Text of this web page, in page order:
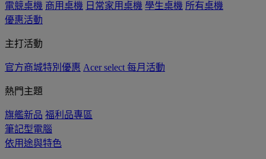
電競桌機 商用桌機 日常家用桌機 學生桌機 所有桌機
優惠活動
主打活動
官方商城特別優惠 Acer select 每月活動
熱門主題
旗艦新品 福利品專區
筆記型電腦
依用途與特色